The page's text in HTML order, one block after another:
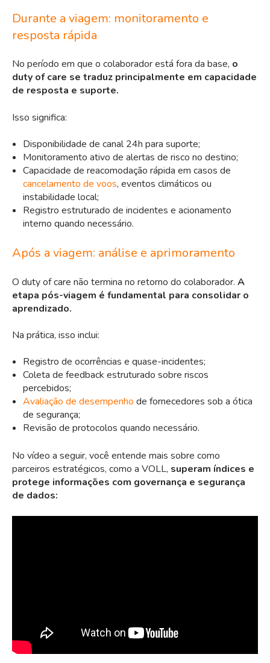
Durante a viagem: monitoramento e
resposta rápida
No período em que o colaborador está fora da base, o
duty of care se traduz principalmente em capacidade
de resposta e suporte.
Isso significa:
Disponibilidade de canal 24h para suporte;
Monitoramento ativo de alertas de risco no destino;
Capacidade de reacomodação rápida em casos de
cancelamento de voos, eventos climáticos ou
instabilidade local;
Registro estruturado de incidentes e acionamento
interno quando necessário.
Após a viagem: análise e aprimoramento
O duty of care não termina no retorno do colaborador. A
etapa pós-viagem é fundamental para consolidar o
aprendizado.
Na prática, isso inclui:
Registro de ocorrências e quase-incidentes;
Coleta de feedback estruturado sobre riscos
percebidos;
Avaliação de desempenho de fornecedores sob a ótica
de segurança;
Revisão de protocolos quando necessário.
No vídeo a seguir, você entende mais sobre como
parceiros estratégicos, como a VOLL, superam índices e
protege informações com governança e segurança
de dados: